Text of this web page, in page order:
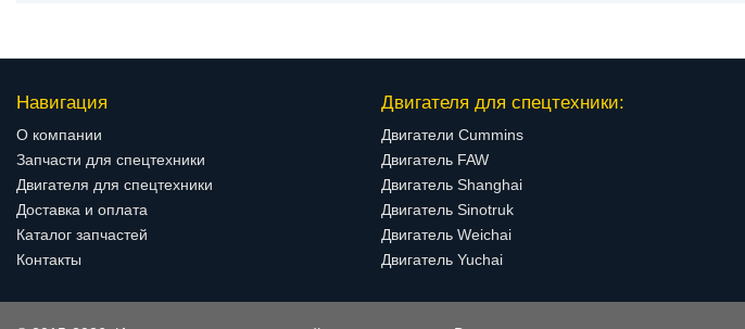
Навигация
О компании
Запчасти для спецтехники
Двигателя для спецтехники
Доставка и оплата
Каталог запчастей
Контакты
Двигателя для спецтехники:
Двигатели Cummins
Двигатель FAW
Двигатель Shanghai
Двигатель Sinotruk
Двигатель Weichai
Двигатель Yuchai